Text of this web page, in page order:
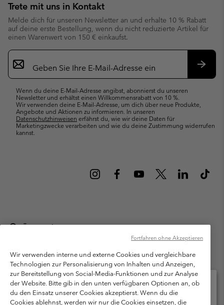
Trete mit uns in Kontakt
Melde dich für unseren Newsletter an und erhalte 10 % Rabatt
auf deine erste Bestellung, wenn du nicht reduzierte Artikel für
einen Warenwert von 150 € einkaufst.
Newsletter-
Anmeldung
Wenn du deine E-Mail-Adresse angibst, abonnierst du unseren
Newsletter und erhältst einen Willkommensrabatt von 10 %.
Wir verwenden deine E-Mail-Adresse, um dich über neue Produkte,
Angebote und Aktionen zu informieren. In unseren
Datenschutzhinweisen erfährst du, wie wir deine Daten für
Marketingzwecke verarbeiten und wie du deine Zustimmung widerrufen
kannst.
Österreich
Columbia Sportswear Austria GmbH. Moosfeldstraße 1, 5101
Bergheim, Salzburg Österreich. Alle Rechte vorbehalten.
Nutzungsbedingungen
Allgemeine Verkaufsbedingungen
Garantie
Datenschutzerklärung
Bestimmungen und Bedingungen des Mitglieder Programms
Wir verwenden interne und externe Cookies und vergleichbare
Technologien zur Personalisierung von Inhalten und Anzeigen,
zur Bereitstellung von Social-Media-Funktionen und zur Analyse
der Website. Bitte gib in den unten verfügbaren Optionen an, ob
du den Einsatz unserer Cookies akzeptierst. Wenn du die
Cookies ablehnst, werden wir nur die Cookies einsetzen, die
Fortfahren ohne Akzeptieren